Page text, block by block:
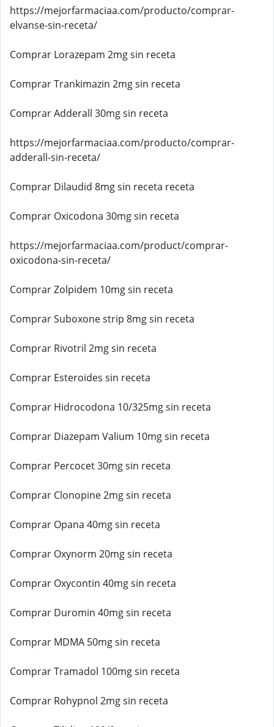
https://mejorfarmaciaa.com/producto/comprar-
elvanse-sin-receta/
Comprar Lorazepam 2mg sin receta
Comprar Trankimazin 2mg sin receta
Comprar Adderall 30mg sin receta
https://mejorfarmaciaa.com/producto/comprar-
adderall-sin-receta/
Comprar Dilaudid 8mg sin receta receta
Comprar Oxicodona 30mg sin receta
https://mejorfarmaciaa.com/product/comprar-
oxicodona-sin-receta/
Comprar Zolpidem 10mg sin receta
Comprar Suboxone strip 8mg sin receta
Comprar Rivotril 2mg sin receta
Comprar Esteroides sin receta
Comprar Hidrocodona 10/325mg sin receta
Comprar Diazepam Valium 10mg sin receta
Comprar Percocet 30mg sin receta
Comprar Clonopine 2mg sin receta
Comprar Opana 40mg sin receta
Comprar Oxynorm 20mg sin receta
Comprar Oxycontin 40mg sin receta
Comprar Duromin 40mg sin receta
Comprar MDMA 50mg sin receta
Comprar Tramadol 100mg sin receta
Comprar Rohypnol 2mg sin receta